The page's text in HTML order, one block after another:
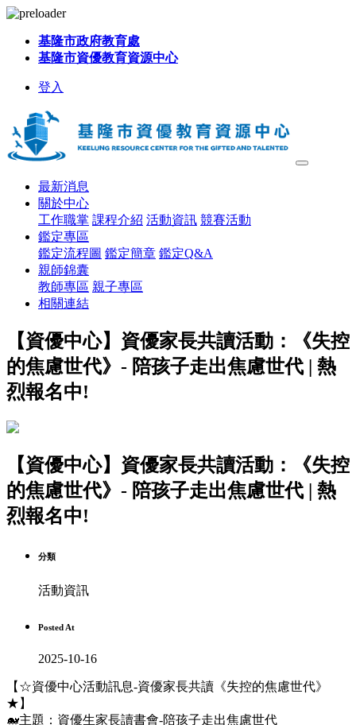
基隆市政府教育處
基隆市資優教育資源中心
登入
最新消息
關於中心
工作職掌 課程介紹 活動資訊 競賽活動
鑑定專區
鑑定流程圖 鑑定簡章 鑑定Q&A
親師錦囊
教師專區 親子專區
相關連結
【資優中心】資優家長共讀活動：《失控
的焦慮世代》- 陪孩子走出焦慮世代 | 熱
烈報名中!
【資優中心】資優家長共讀活動：《失控
的焦慮世代》- 陪孩子走出焦慮世代 | 熱
烈報名中!
分類
活動資訊
Posted At
2025-10-16
【☆資優中心活動訊息-資優家長共讀《失控的焦慮世代》
★】
🐋主題：資優生家長讀書會-陪孩子走出焦慮世代